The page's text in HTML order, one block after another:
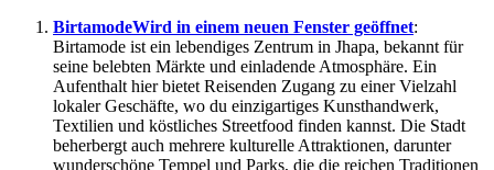
BirtamodeWird in einem neuen Fenster geöffnet:
Birtamode ist ein lebendiges Zentrum in Jhapa, bekannt für
seine belebten Märkte und einladende Atmosphäre. Ein
Aufenthalt hier bietet Reisenden Zugang zu einer Vielzahl
lokaler Geschäfte, wo du einzigartiges Kunsthandwerk,
Textilien und köstliches Streetfood finden kannst. Die Stadt
beherbergt auch mehrere kulturelle Attraktionen, darunter
wunderschöne Tempel und Parks, die die reichen Traditionen